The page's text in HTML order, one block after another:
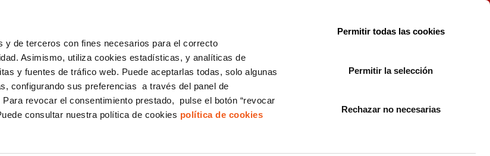
y de terceros con fines necesarios para el correcto
Asimismo, utiliza cookies estadísticas, y analíticas de
y fuentes de tráfico web. Puede aceptarlas todas, solo algunas
configurando sus preferencias a través del panel de
revocar el consentimiento prestado, pulse el botón “revocar
consultar nuestra política de cookies política de cookies
Permitir todas las cookies
Permitir la selección
Rechazar no necesarias
CONSULTORÍA ECOMMERCE LSSI CANAL DENUNCIAS
SOBRE PREVENCIÓN DE BLANQUEO